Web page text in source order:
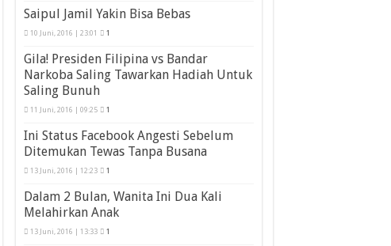
Saipul Jamil Yakin Bisa Bebas
10 Juni, 2016 | 23:01 1
Gila! Presiden Filipina vs Bandar
Narkoba Saling Tawarkan Hadiah Untuk
Saling Bunuh
11 Juni, 2016 | 09:25 1
Ini Status Facebook Angesti Sebelum
Ditemukan Tewas Tanpa Busana
13 Juni, 2016 | 12:23 1
Dalam 2 Bulan, Wanita Ini Dua Kali
Melahirkan Anak
13 Juni, 2016 | 13:33 1